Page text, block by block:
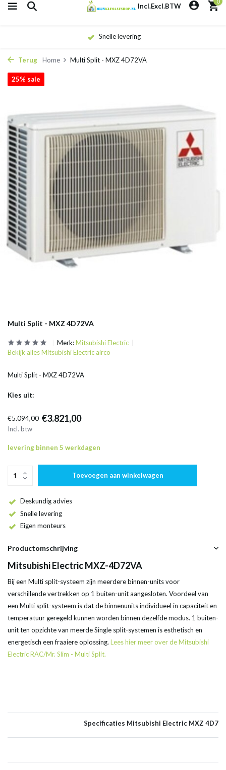
Incl.Excl.BTW
Snelle levering
Terug Home Multi Split - MXZ 4D72VA
Multi Split - MXZ 4D72VA
25% sale
Merk:Mitsubishi Electric
Bekijk alles Mitsubishi Electric airco
Multi Split - MXZ 4D72VA
Kies uit:
€5.094,00 €3.821,00
Incl. btw
levering binnen 5 werkdagen
Toevoegen aan winkelwagen
Deskundig advies
Snelle levering
Eigen monteurs
Productomschrijving
Mitsubishi Electric MXZ-4D72VA
Bij een Multi split-systeem zijn meerdere binnen-units voor
verschillende vertrekken op 1 buiten-unit aangesloten. Voordeel van
een Multi split-systeem is dat de binnenunits individueel in capaciteit en
temperatuur geregeld kunnen worden binnen dezelfde modus. 1 buiten-
unit ten opzichte van meerde Single split-systemen is esthetisch en
energetisch een fraaiere oplossing. Lees hier meer over de Mitsubishi
Electric RAC/Mr. Slim - Multi Split.
Specificaties Mitsubishi Electric MXZ